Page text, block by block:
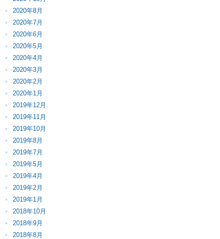
2020年8月
2020年7月
2020年6月
2020年5月
2020年4月
2020年3月
2020年2月
2020年1月
2019年12月
2019年11月
2019年10月
2019年8月
2019年7月
2019年5月
2019年4月
2019年2月
2019年1月
2018年10月
2018年9月
2018年8月